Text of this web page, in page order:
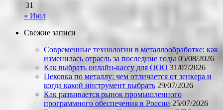
31
« Июл
Свежие записи
Современные технологии в металлообработке: как
изменилась отрасль за последние годы 05/08/2026
Как выбрать онлайн-кассу для ООО 31/07/2026
Цековка по металлу: чем отличается от зенкера и
когда какой инструмент выбрать 29/07/2026
Как развивается рынок промышленного
программного обеспечения в России 25/07/2026